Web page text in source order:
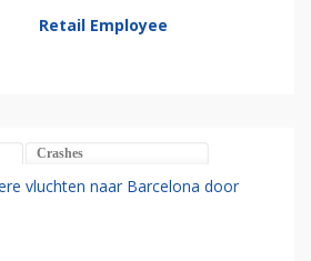
Retail Employee
Crashes
vluchten naar Barcelona door